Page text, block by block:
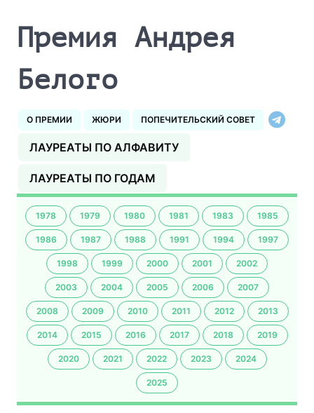
Премия Андрея
Белого
О ПРЕМИИ ЖЮРИ ПОПЕЧИТЕЛЬСКИЙ СОВЕТ
ЛАУРЕАТЫ ПО АЛФАВИТУ
ЛАУРЕАТЫ ПО ГОДАМ
1978 1979 1980 1981 1983 1985
1986 1987 1988 1991 1994 1997
1998 1999 2000 2001 2002
2003 2004 2005 2006 2007
2008 2009 2010 2011 2012 2013
2014 2015 2016 2017 2018 2019
2020 2021 2022 2023 2024
2025